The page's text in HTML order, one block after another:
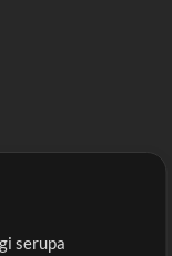
serupa